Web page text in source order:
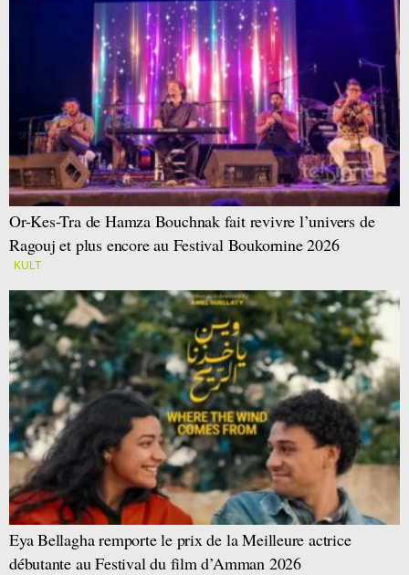
Or-Kes-Tra de Hamza Bouchnak fait revivre l’univers de
Ragouj et plus encore au Festival Boukornine 2026
KULT
Eya Bellagha remporte le prix de la Meilleure actrice
débutante au Festival du film d’Amman 2026